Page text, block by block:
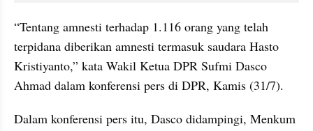
“Tentang amnesti terhadap 1.116 orang yang telah
terpidana diberikan amnesti termasuk saudara Hasto
Kristiyanto,” kata Wakil Ketua DPR Sufmi Dasco
Ahmad dalam konferensi pers di DPR, Kamis (31/7).
Dalam konferensi pers itu, Dasco didampingi, Menkum